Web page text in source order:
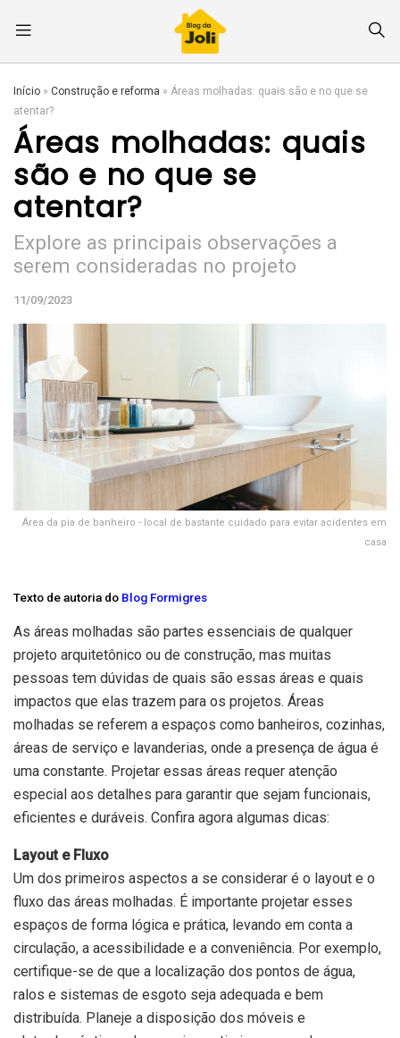
Início » Construção e reforma » Áreas molhadas: quais são e no que se
atentar?
Áreas molhadas: quais
são e no que se
atentar?
Explore as principais observações a
serem consideradas no projeto
11/09/2023
Área da pia de banheiro - local de bastante cuidado para evitar acidentes em
casa
Texto de autoria do Blog Formigres
As áreas molhadas são partes essenciais de qualquer
projeto arquitetônico ou de construção, mas muitas
pessoas tem dúvidas de quais são essas áreas e quais
impactos que elas trazem para os projetos. Áreas
molhadas se referem a espaços como banheiros, cozinhas,
áreas de serviço e lavanderias, onde a presença de água é
uma constante. Projetar essas áreas requer atenção
especial aos detalhes para garantir que sejam funcionais,
eficientes e duráveis. Confira agora algumas dicas:
Layout e Fluxo
Um dos primeiros aspectos a se considerar é o layout e o
fluxo das áreas molhadas. É importante projetar esses
espaços de forma lógica e prática, levando em conta a
circulação, a acessibilidade e a conveniência. Por exemplo,
certifique-se de que a localização dos pontos de água,
ralos e sistemas de esgoto seja adequada e bem
distribuída. Planeje a disposição dos móveis e